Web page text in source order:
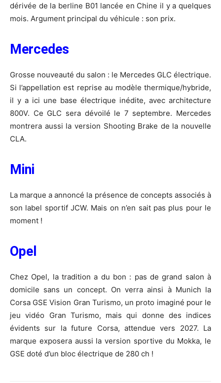
dérivée de la berline B01 lancée en Chine il y a quelques
mois. Argument principal du véhicule : son prix.
Mercedes
Grosse nouveauté du salon : le Mercedes GLC électrique.
Si l’appellation est reprise au modèle thermique/hybride,
il y a ici une base électrique inédite, avec architecture
800V. Ce GLC sera dévoilé le 7 septembre. Mercedes
montrera aussi la version Shooting Brake de la nouvelle
CLA.
Mini
La marque a annoncé la présence de concepts associés à
son label sportif JCW. Mais on n’en sait pas plus pour le
moment !
Opel
Chez Opel, la tradition a du bon : pas de grand salon à
domicile sans un concept. On verra ainsi à Munich la
Corsa GSE Vision Gran Turismo, un proto imaginé pour le
jeu vidéo Gran Turismo, mais qui donne des indices
évidents sur la future Corsa, attendue vers 2027. La
marque exposera aussi la version sportive du Mokka, le
GSE doté d’un bloc électrique de 280 ch !